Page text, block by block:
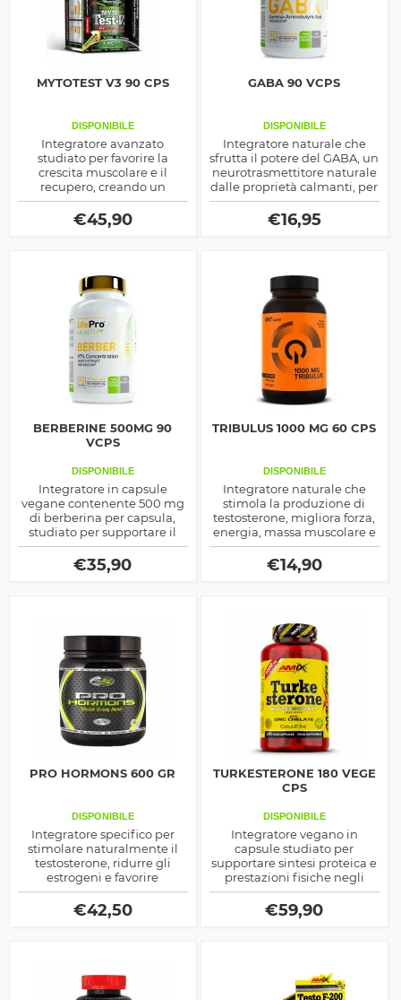
MYTOTEST V3 90 CPS
DISPONIBILE
Integratore avanzato
studiato per favorire la
crescita muscolare e il
recupero, creando un
ambiente anabolico
ottimale. Grazie a una
formula sinergica che
Epicatechina, supporta la
naturale produzione di
testosterone e contrasta
l'azione della miostatina.
€45,90
GABA 90 VCPS
DISPONIBILE
Integratore naturale che
sfrutta il potere del GABA, un
neurotrasmettitore naturale
dalle proprietà calmanti, per
favorire il relax e aiutare a
gestire lo stress quotidiano.
€16,95
BERBERINE 500MG 90
VCPS
DISPONIBILE
Integratore in capsule
vegane contenente 500 mg
di berberina per capsula,
studiato per supportare il
metabolismo del glucosio e
la salute cardiovascolare.
€35,90
TRIBULUS 1000 MG 60 CPS
DISPONIBILE
Integratore naturale che
stimola la produzione di
testosterone, migliora forza,
energia, massa muscolare e
sostiene la libido maschile.
€14,90
PRO HORMONS 600 GR
DISPONIBILE
Integratore specifico per
stimolare naturalmente il
testosterone, ridurre gli
estrogeni e favorire
l’aumento di massa
muscolare magra, forza e
performance sportiva.
€42,50
TURKESTERONE 180 VEGE
CPS
DISPONIBILE
Integratore vegano in
capsule studiato per
supportare sintesi proteica e
prestazioni fisiche negli
sportivi.
€59,90